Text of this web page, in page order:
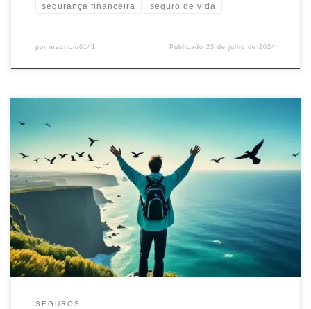
segurança financeira seguro de vida
por mauricio6141 Publicado 23 de julho de 2024
Descubra como obter seu Seguro de Vida Gratuito e proteja o
futuro da sua família. Garanta tranquilidade financeira sem custos
adicionais. Ative já!
SEGUROS